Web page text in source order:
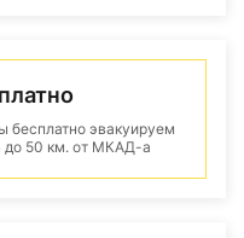
бесплатно эвакуируем
до 50 км. от МКАД-а